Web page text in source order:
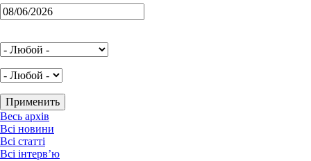
Весь архів
Всі новини
Всі статті
Всі інтерв’ю